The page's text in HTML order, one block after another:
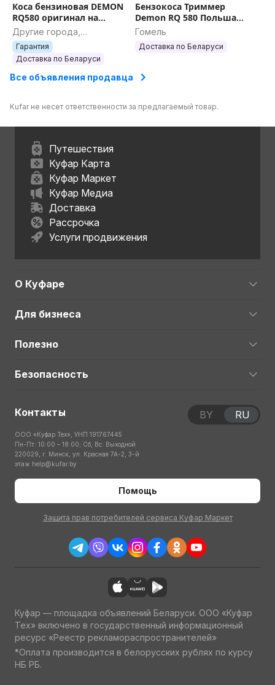
Коса бензиновая DEMON
RQ580 оригинал на
шлицах Польша
триммер бензиновый
бензокоса
Другие города,
Гродненская область
Гарантия
Доставка по Беларуси
Бензокоса Триммер
Demon RQ 580 Польша
Оригинал
Гомель
Доставка по Беларуси
Все объявления продавца
Kufar не несет ответственности за предлагаемый товар.
Путешествия
Куфар Карта
Куфар Маркет
Куфар Медиа
Доставка
Рассрочка
Услуги продвижения
О Куфаре
Для бизнеса
Полезно
Безопасность
Контакты
ООО «Куфар Тех», УНП 191767445
Пн-Пт: 10:00 – 18:00; Сб, Вс: Выходной
220029, г. Минск, ул. Красная 7А-2, 3-й
этаж help@kufar.by
Помощь
Защита прав потребителей сервиса Куфар Маркет
BY RU
Куфар — площадка объявлений Беларуси. ООО «Куфар
Тех» включено в государственный информационный
ресурс «Реестр рекламораспространителей»
*Оплата производится в белорусских рублях по курсу
НБ РБ.